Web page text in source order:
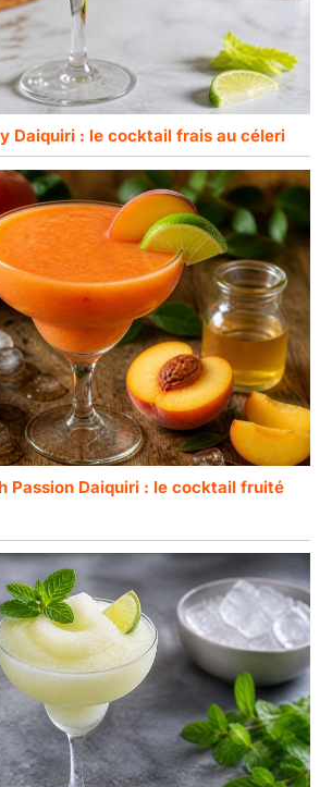
Daiquiri : le cocktail frais au céleri
Passion Daiquiri : le cocktail fruité